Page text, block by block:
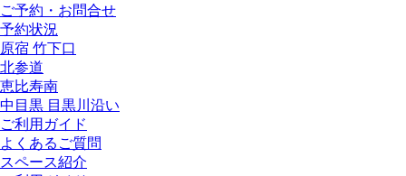
ご予約・お問合せ
予約状況
原宿 竹下口
北参道
恵比寿南
中目黒 目黒川沿い
ご利用ガイド
よくあるご質問
スペース紹介